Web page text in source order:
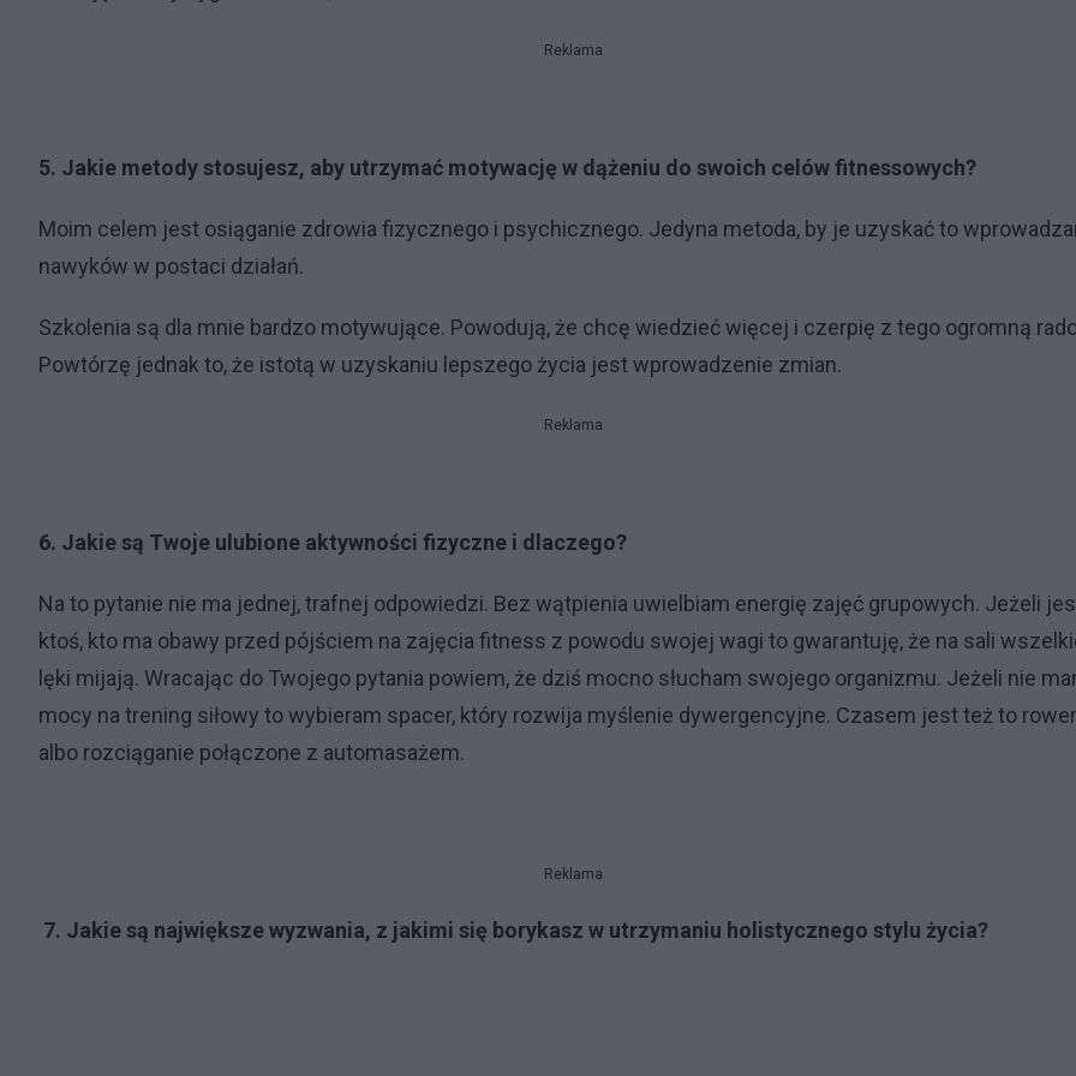
Reklama
5. Jakie metody stosujesz, aby utrzymać motywację w dążeniu do swoich celów fitnessowych?
Moim celem jest osiąganie zdrowia fizycznego i psychicznego. Jedyna metoda, by je uzyskać to
nawyków w postaci działań.
Szkolenia są dla mnie bardzo motywujące. Powodują, że chcę wiedzieć więcej i czerpię z tego ogromną
Powtórzę jednak to, że istotą w uzyskaniu lepszego życia jest wprowadzenie zmian.
Reklama
6. Jakie są Twoje ulubione aktywności fizyczne i dlaczego?
Na to pytanie nie ma jednej, trafnej odpowiedzi. Bez wątpienia uwielbiam energię zajęć grupowych. Jeżeli
ktoś, kto ma obawy przed pójściem na zajęcia fitness z powodu swojej wagi to gwarantuję, że na sali
lęki mijają. Wracając do Twojego pytania powiem, że dziś mocno słucham swojego organizmu. Jeżeli nie
mocy na trening siłowy to wybieram spacer, który rozwija myślenie dywergencyjne. Czasem jest też to rower
albo rozciąganie połączone z automasażem.
Reklama
7. Jakie są największe wyzwania, z jakimi się borykasz w utrzymaniu holistycznego stylu życia?